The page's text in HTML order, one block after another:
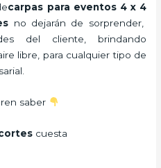
carpas para eventos 4 x 4
no dejarán de sorprender,
del cliente, brindando
libre, para cualquier tipo de
saber
cuesta